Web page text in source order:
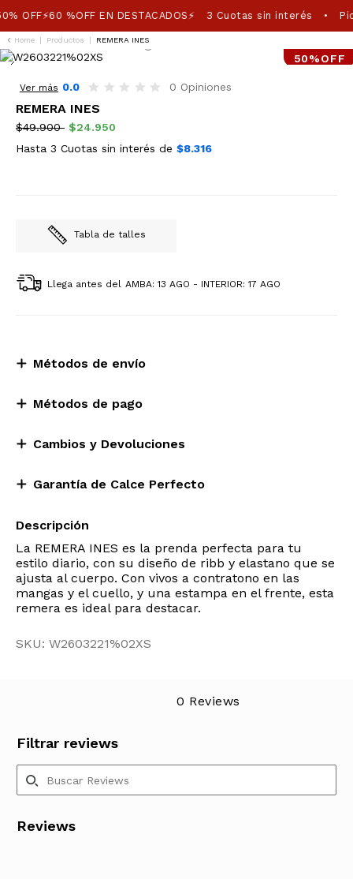
OFF⚡60 %OFF EN DESTACADOS⚡ 3 Cuotas sin interés •
Home | Productos | REMERA INES
50%OFF
Ver más 0.0 0 Opiniones
REMERA INES
$49.900 $24.950
Hasta 3 Cuotas sin interés de $8.316
Tabla de talles
Llega antes del AMBA: 13 AGO - INTERIOR: 17 AGO
Métodos de envío
Métodos de pago
Cambios y Devoluciones
Garantía de Calce Perfecto
Descripción
La REMERA INES es la prenda perfecta para tu
estilo diario, con su diseño de ribb y elastano que se
ajusta al cuerpo. Con vivos a contratono en las
mangas y el cuello, y una estampa en el frente, esta
remera es ideal para destacar.
SKU: W2603221%02XS
Filtrar reviews
0 Reviews
Reviews